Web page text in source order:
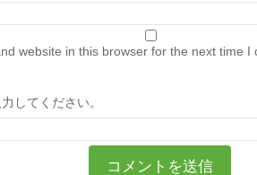
website in this browser for the next time I
してください。